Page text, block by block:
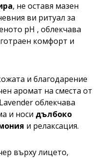
, не оставя мазен
ви ритуал за
рН , облекчава
комфорт и
и благодарение
аромат на сместа от
облекчава
и носи дълбоко
и релаксация.
върху лицето,